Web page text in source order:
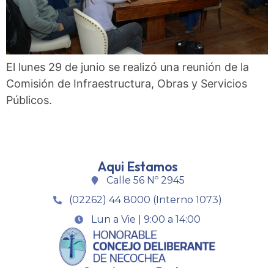
El lunes 29 de junio se realizó una reunión de la
Comisión de Infraestructura, Obras y Servicios
Públicos.
Aqui Estamos
Calle 56 Nº 2945
(02262) 44 8000 (Interno 1073)
Lun a Vie | 9:00 a 14:00